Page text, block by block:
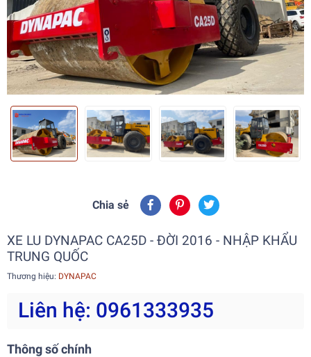
Chia sẻ
XE LU DYNAPAC CA25D - ĐỜI 2016 - NHẬP KHẨU
TRUNG QUỐC
Thương hiệu: DYNAPAC
Liên hệ: 0961333935
Thông số chính